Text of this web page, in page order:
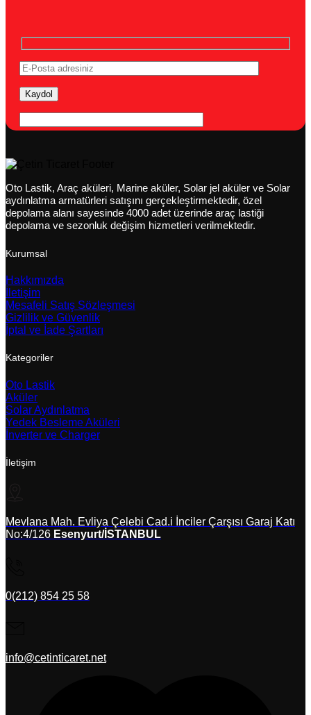
Oto Lastik, Araç aküleri, Marine aküler, Solar jel aküler ve Solar
aydınlatma armatürleri satışını gerçekleştirmektedir, özel
depolama alanı sayesinde 4000 adet üzerinde araç lastiği
depolama ve sezonluk değişim hizmetleri verilmektedir.
Kurumsal
Hakkımızda
İletişim
Mesafeli Satış Sözleşmesi
Gizlilik ve Güvenlik
İptal ve İade Şartları
Kategoriler
Oto Lastik
Aküler
Solar Aydınlatma
Yedek Besleme Aküleri
İnverter ve Charger
İletişim
Mevlana Mah. Evliya Çelebi Cad.i İnciler Çarşısı Garaj Katı
No:4/126 Esenyurt/İSTANBUL
0(212) 854 25 58
info@cetinticaret.net